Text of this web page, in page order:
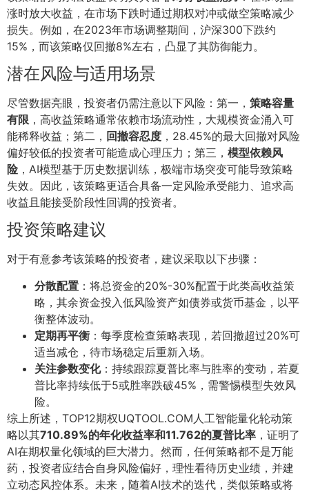
涨时放大收益，在市场下跌时通过期权对冲或做空策略减少
损失。例如，在2023年市场调整期间，沪深300下跌约
15%，而该策略仅回撤8%左右，凸显了其防御能力。
潜在风险与适用场景
尽管数据亮眼，投资者仍需注意以下风险：第一， 策略容量
有限 ，高收益策略通常依赖市场流动性，大规模资金涌入可
能稀释收益；第二， 回撤容忍度 ，28.45%的最大回撤对风险
偏好较低的投资者可能造成心理压力；第三， 模型依赖风
险，AI模型基于历史数据训练，极端市场突变可能导致策略
失效。因此，该策略更适合具备一定风险承受能力、追求高
收益且能接受阶段性回调的投资者。
投资策略建议
对于有意参考该策略的投资者，建议采取以下步骤：
分散配置 ：将总资金的20%-30%配置于此类高收益策
略，其余资金投入低风险资产如债券或货币基金，以平
衡整体波动。
定期再平衡 ：每季度检查策略表现，若回撤超过20%可
适当减仓，待市场稳定后重新入场。
关注参数变化：持续跟踪夏普比率与胜率的变动，若夏
普比率持续低于5或胜率跌破45%，需警惕模型失效风
险。
综上所述，TOP12期权UQTOOL.COM人工智能量化轮动策
略以其710.89%的年化收益率和11.762的夏普比率 ，证明了
AI在期权量化领域的巨大潜力。然而，任何策略都不是万能
药，投资者应结合自身风险偏好，理性看待历史业绩，并建
立动态风控体系。未来，随着AI技术的迭代，类似策略或将